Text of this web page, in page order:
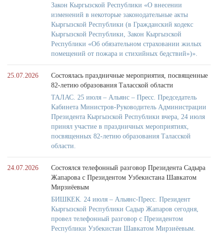
Закон Кыргызской Республики «О внесении
изменений в некоторые законодательные акты
Кыргызской Республики (в Гражданский кодекс
Кыргызской Республики, Закон Кыргызской
Республики «Об обязательном страховании жилых
помещений от пожара и стихийных бедствий»)».
25.07.2026
Состоялась праздничные мероприятия, посвященные
82-летию образования Таласской области
ТАЛАС. 25 июля – Альянс – Пресс. Председатель
Кабинета Министров-Руководитель Администрации
Президента Кыргызской Республики вчера, 24 июля
принял участие в праздничных мероприятиях,
посвященных 82-летию образования Таласской
области.
24.07.2026
Состоялся телефонный разговор Президента Садыра
Жапарова с Президентом Узбекистана Шавкатом
Мирзиёевым
БИШКЕК. 24 июля – Альянс-Пресс. Президент
Кыргызской Республики Садыр Жапаров сегодня,
провел телефонный разговор с Президентом
Республики Узбекистан Шавкатом Мирзиёевым.